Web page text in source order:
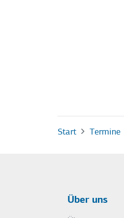
Start Termine
Über uns